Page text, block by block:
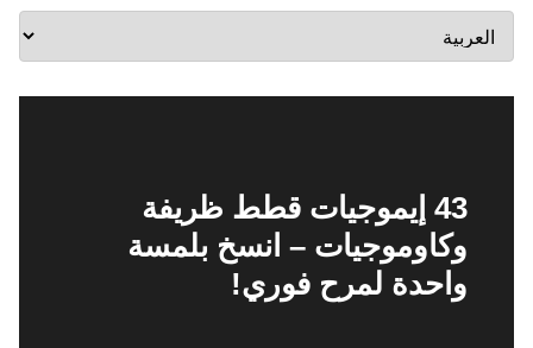
43 إيموجيات قطط ظريفة
وكاوموجيات – انسخ بلمسة
واحدة لمرح فوري!